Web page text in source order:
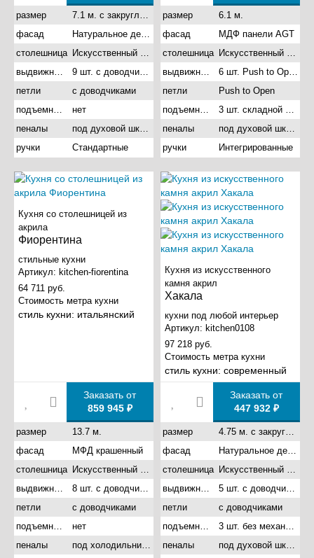
размер
7.1 м. с закругленными углами
фасад
Натуральное дерево
столешница
Искусственный камень акрил
выдвижные ящики
9 шт. с доводчиками
петли
с доводчиками
подъемные механизмы
нет
пеналы
под духовой шкаф
ручки
Стандартные
размер
6.1 м.
фасад
МДФ панели AGT
столешница
Искусственный камень акрил
выдвижные ящики
6 шт. Push to Open с доводчиками
петли
Push to Open
подъемные механизмы
3 шт. складной подъемник
пеналы
под духовой шкаф
ручки
Интегрированные
Кухня со столешницей из
акрила
Фиорентина
стильные кухни
Артикул: kitchen-fiorentina
64 711 руб.
Стоимость метра кухни
стиль кухни: итальянский
Заказать от
859 945 ₽
размер
13.7 м.
фасад
МФД крашенный
столешница
Искусственный камень акрил
выдвижные ящики
8 шт. с доводчиками
петли
с доводчиками
подъемные механизмы
нет
пеналы
под холодильник и под духовой шкаф
Кухня из искусственного
камня акрил
Хакала
кухни под любой интерьер
Артикул: kitchen0108
97 218 руб.
Стоимость метра кухни
стиль кухни: современный
Заказать от
447 932 ₽
размер
4.75 м. с закругленными углами
фасад
Натуральное дерево
столешница
Искусственный камень акрил
выдвижные ящики
5 шт. с доводчиками
петли
с доводчиками
подъемные механизмы
3 шт. без механизма
пеналы
под духовой шкаф